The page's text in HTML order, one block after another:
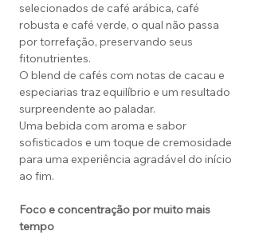
selecionados de café arábica, café
robusta e café verde, o qual não passa
por torrefação, preservando seus
fitonutrientes.
O blend de cafés com notas de cacau e
especiarias traz equilíbrio e um resultado
surpreendente ao paladar.
Uma bebida com aroma e sabor
sofisticados e um toque de cremosidade
para uma experiência agradável do início
ao fim.
Foco e concentração por muito mais
tempo